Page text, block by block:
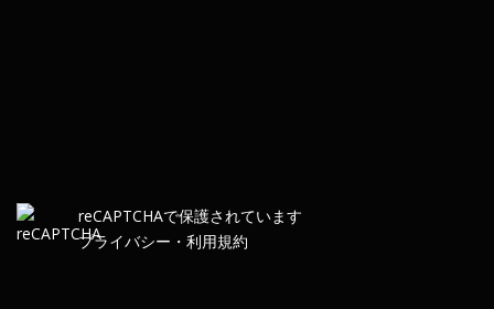
reCAPTCHAで保護されています
プライバシー ・ 利用規約